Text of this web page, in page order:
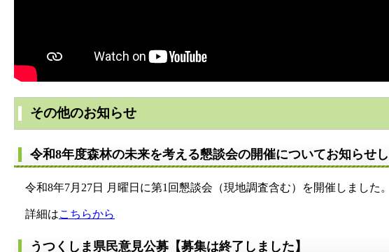
その他のお知らせ
令和8年度森林の未来を考える懇談会の開催についてお知らせし
令和8年7月27日 月曜日に第1回懇談会（現地調査含む）を開催しました。
詳細はこちらから
うつくしま県民意見公募【募集は終了しました】